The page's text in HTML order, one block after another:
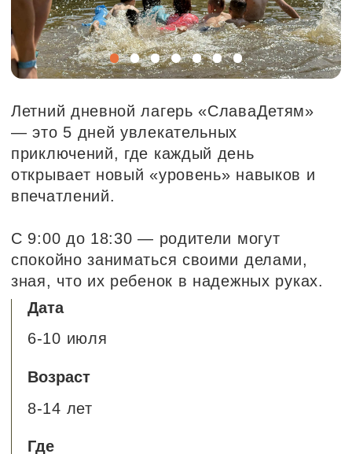
Инструкторы:
26.500 ₽ 28.500 ₽ (с 15 мая)
Количество участников:
до 30 человек
Продолжительность:
с 8:40 до 18:30
Где
м. Таганская (старт и финиш)
Луговая
Щепкино болото (пл. Фирсановская)
Горенки
Филатов луг
шоссе)
Возраст
6-10 июля